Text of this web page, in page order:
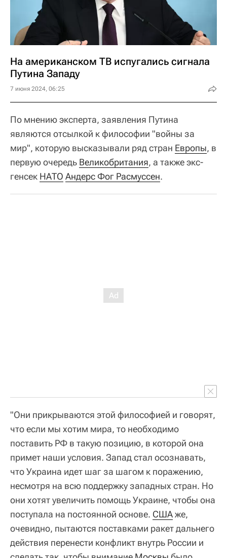
На американском ТВ испугались сигнала
Путина Западу
7 июня 2024, 06:25
По мнению эксперта, заявления Путина
являются отсылкой к философии "войны за
мир", которую высказывали ряд стран Европы, в
первую очередь Великобритания, а также экс-
генсек НАТО Андерс Фог Расмуссен.
"Они прикрываются этой философией и говорят,
что если мы хотим мира, то необходимо
поставить РФ в такую позицию, в которой она
примет наши условия. Запад стал осознавать,
что Украина идет шаг за шагом к поражению,
несмотря на всю поддержку западных стран. Но
они хотят увеличить помощь Украине, чтобы она
поступала на постоянной основе. СШАже,
очевидно, пытаются поставками ракет дальнего
действия перенести конфликт внутрь России и